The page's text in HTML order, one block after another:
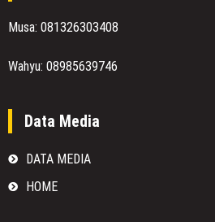
Musa: 081326303408
Wahyu: 08985639746
Data Media
DATA MEDIA
HOME